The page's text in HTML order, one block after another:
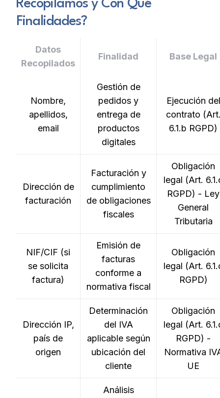
Recopilamos y Con Qué
Finalidades?
Datos
Recopilados
Finalidad Base Legal
Nombre,
apellidos,
email
Gestión de
pedidos y
entrega de
productos
digitales
Ejecución del
contrato
6.1.b RGPD)
Dirección de
facturación
Facturación y
cumplimiento
de obligaciones
fiscales
Obligación
legal (Art.
RGPD) - Ley
General
Tributaria
NIF/CIF (si
se solicita
factura)
Emisión de
facturas
conforme a
normativa fiscal
Obligación
legal (Art.
RGPD)
Dirección IP,
país de
origen
Determinación
del IVA
aplicable según
ubicación del
cliente
Obligación
legal (Art.
RGPD) -
Normativa
UE
Análisis